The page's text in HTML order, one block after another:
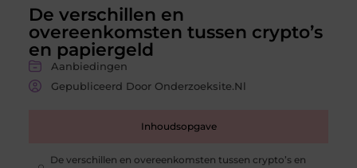
De verschillen en
overeenkomsten tussen crypto’s
en papiergeld
Aanbiedingen
Gepubliceerd Door Onderzoeksite.nl
Inhoudsopgave
De verschillen en overeenkomsten tussen crypto’s en